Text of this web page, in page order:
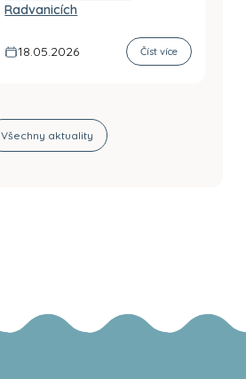
Radvanicích
18.05.2026 Číst více
Všechny aktuality